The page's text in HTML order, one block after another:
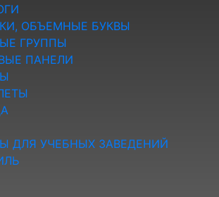
ОБЪЕМНЫЕ БУКВЫ
ГРУППЫ
ПАНЕЛИ
ДЛЯ УЧЕБНЫX ЗАВЕДЕНИЙ